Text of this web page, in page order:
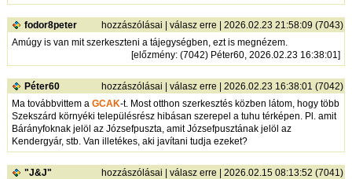
fodor8peter hozzászólásai |válasz erre | 2026.02.23 21:58:09 (7043)
Amúgy is van mit szerkeszteni a tájegységben, ezt is megnézem.
[előzmény: (7042) Péter60, 2026.02.23 16:38:01]
Péter60 hozzászólásai |válasz erre | 2026.02.23 16:38:01 (7042)
Ma továbbvittem aGCAK-t. Most otthon szerkesztés közben látom, hogy több
Szekszárd környéki településrész hibásan szerepel a tuhu térképen. Pl. amit
Bárányfoknak jelöl az Józsefpuszta, amit Józsefpusztának jelöl az
Kendergyár, stb. Van illetékes, aki javítani tudja ezeket?
"J&J" hozzászólásai |válasz erre | 2026.02.15 08:13:52 (7041)